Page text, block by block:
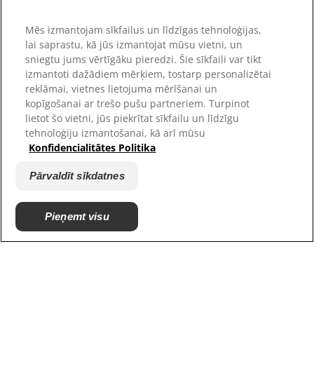
Uzziniet vairāk
Resursi
Mēs izmantojam sīkfailus un līdzīgas tehnoloģijas,
lai saprastu, kā jūs izmantojat mūsu vietni, un
sniegtu jums vērtīgāku pieredzi. Šie sīkfaili var tikt
izmantoti dažādiem mērķiem, tostarp personalizētai
reklāmai, vietnes lietojuma mērīšanai un
kopīgošanai ar trešo pušu partneriem. Turpinot
lietot šo vietni, jūs piekrītat sīkfailu un līdzīgu
tehnoloģiju izmantošanai, kā arī mūsu
Konfidencialitātes Politika
Pārvaldīt sīkdatnes
Pieņemt visu